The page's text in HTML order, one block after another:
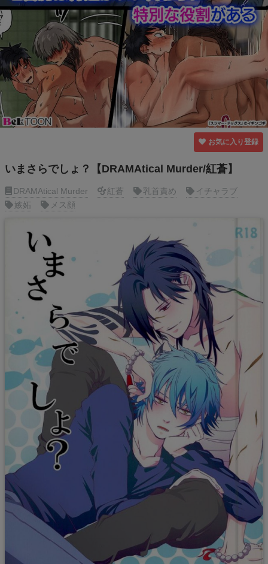
お気に入り登録
いまさらでしょ？【DRAMAtical Murder/紅蒼】
DRAMAtical Murder 紅蒼 乳首責め
イチャラブ
嫉妬
メス顔